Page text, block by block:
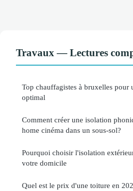
Travaux — Lectures
Top chauffagistes à bruxelles pour
optimal
Comment créer une isolation
home cinéma dans un sous-sol?
Pourquoi choisir l'isolation
votre domicile
Quel est le prix d'une toiture en